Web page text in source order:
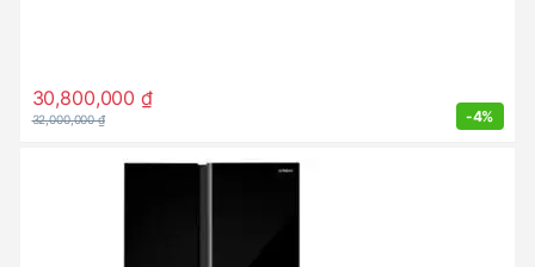
30,800,000 ₫
32,000,000₫ -4%